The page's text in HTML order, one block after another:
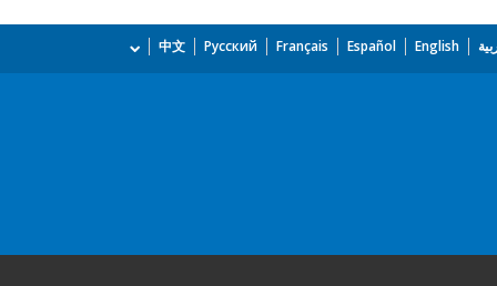
English
Español
Français
Русский
中文